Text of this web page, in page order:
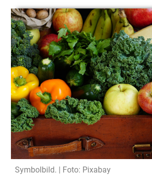
Symbolbild. | Foto: Pixabay